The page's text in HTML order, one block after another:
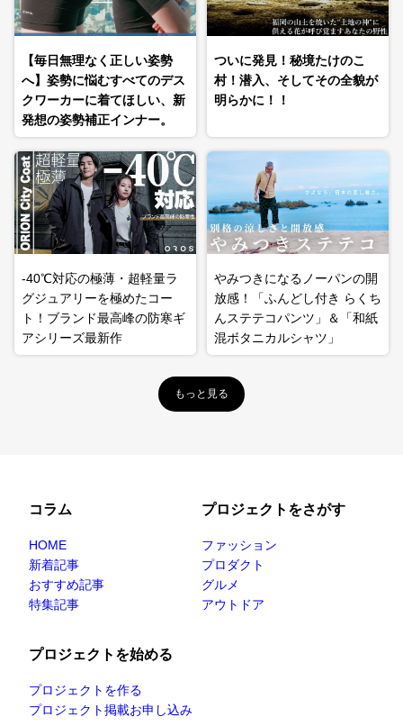
【毎日無理なく正しい姿勢
へ】姿勢に悩むすべてのデス
クワーカーに着てほしい、新
発想の姿勢補正インナー。
ついに発見！秘境たけのこ
村！潜入、そしてその全貌が
明らかに！！
-40℃対応の極薄・超軽量ラ
グジュアリーを極めたコー
ト！ブランド最高峰の防寒ギ
アシリーズ最新作
やみつきになるノーパンの開
放感！「ふんどし付き らくち
んステテコパンツ」＆「和紙
混ボタニカルシャツ」
もっと見る
コラム
HOME
新着記事
おすすめ記事
特集記事
プロジェクトをさがす
ファッション
プロダクト
グルメ
アウトドア
プロジェクトを始める
プロジェクトを作る
プロジェクト掲載お申し込み